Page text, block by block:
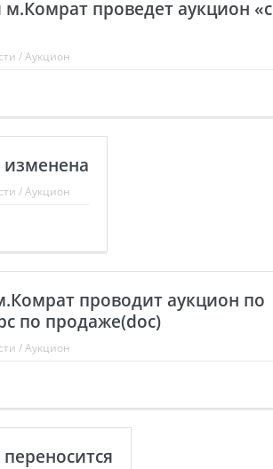
проведет аукцион «с
/Аукцион
изменена
/Аукцион
проводит аукцион по
по продаже(doc)
/Аукцион